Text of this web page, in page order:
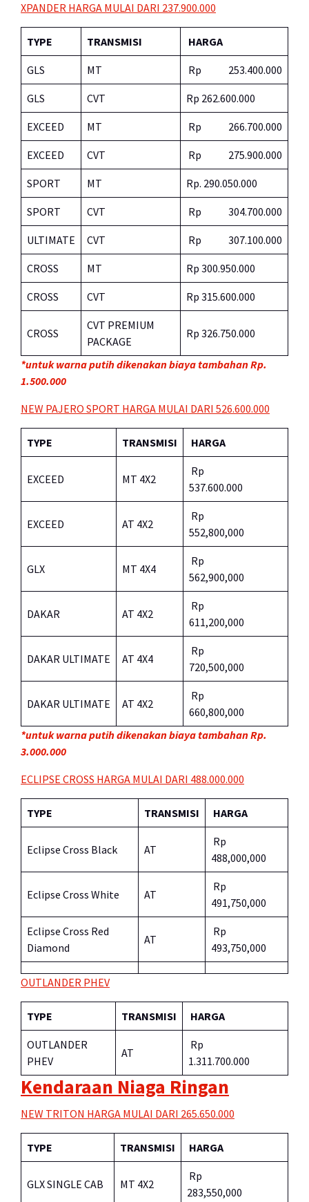
XPANDER HARGA MULAI DARI 237.900.000
TYPE TRANSMISI HARGA
GLS MT Rp 253.400.000
GLS CVT Rp 262.600.000
EXCEED MT Rp 266.700.000
EXCEED CVT Rp 275.900.000
SPORT MT Rp. 290.050.000
SPORT CVT Rp 304.700.000
ULTIMATE CVT Rp 307.100.000
CROSS MT Rp 300.950.000
CROSS CVT Rp 315.600.000
CROSS
CVT PREMIUM
PACKAGE
Rp 326.750.000
*untuk warna putih dikenakan biaya tambahan Rp.
1.500.000
NEW PAJERO SPORT HARGA MULAI DARI 526.600.000
TYPE TRANSMISI HARGA
EXCEED MT 4X2
Rp
537.600.000
EXCEED AT 4X2
Rp
552,800,000
GLX MT 4X4
Rp
562,900,000
DAKAR AT 4X2
Rp
611,200,000
DAKAR ULTIMATE AT 4X4
Rp
720,500,000
DAKAR ULTIMATE AT 4X2
Rp
660,800,000
*untuk warna putih dikenakan biaya tambahan Rp.
3.000.000
ECLIPSE CROSS HARGA MULAI DARI 488.000.000
TYPE TRANSMISI HARGA
Eclipse Cross Black AT
Rp
488,000,000
Eclipse Cross White AT
Rp
491,750,000
Eclipse Cross Red
Diamond
AT
Rp
493,750,000
OUTLANDER PHEV
TYPE TRANSMISI HARGA
OUTLANDER
PHEV
AT
Rp
1.311.700.000
Kendaraan Niaga Ringan
NEW TRITON HARGA MULAI DARI 265.650.000
TYPE TRANSMISI HARGA
GLX SINGLE CAB MT 4X2
Rp
283,550,000